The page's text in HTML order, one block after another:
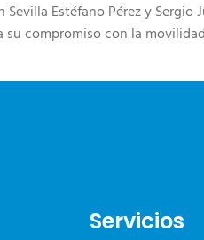
Estéfano Pérez y
compromiso con la
Servicios